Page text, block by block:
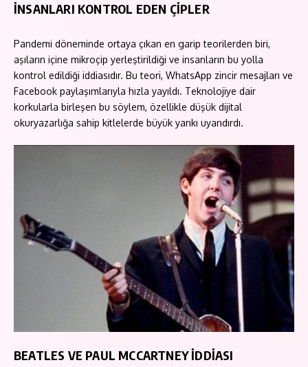
İNSANLARI KONTROL EDEN ÇİPLER
Pandemi döneminde ortaya çıkan en garip teorilerden biri,
aşıların içine mikroçip yerleştirildiği ve insanların bu yolla
kontrol edildiği iddiasıdır. Bu teori, WhatsApp zincir mesajları ve
Facebook paylaşımlarıyla hızla yayıldı. Teknolojiye dair
korkularla birleşen bu söylem, özellikle düşük dijital
okuryazarlığa sahip kitlelerde büyük yankı uyandırdı.
BEATLES VE PAUL MCCARTNEY İDDİASI